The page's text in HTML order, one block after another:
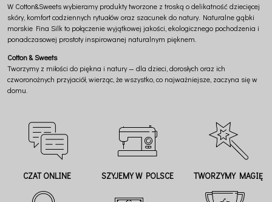
W Cotton&Sweets wybieramy produkty tworzone z troską o delikatność dziecięcej
skóry, komfort codziennych rytuałów oraz szacunek do natury. Naturalne gąbki
morskie Fina Silk to połączenie wyjątkowej jakości, ekologicznego pochodzenia i
ponadczasowej prostoty inspirowanej naturalnym pięknem.
Cotton & Sweets
Tworzymy z miłości do piękna i natury — dla dzieci, dorosłych oraz ich
czworonożnych przyjaciół, wierząc, że wszystko, co najważniejsze, zaczyna się w
domu.
CZAT ONLINE SZYJEMY W POLSCE TWORZYMY MAGIĘ